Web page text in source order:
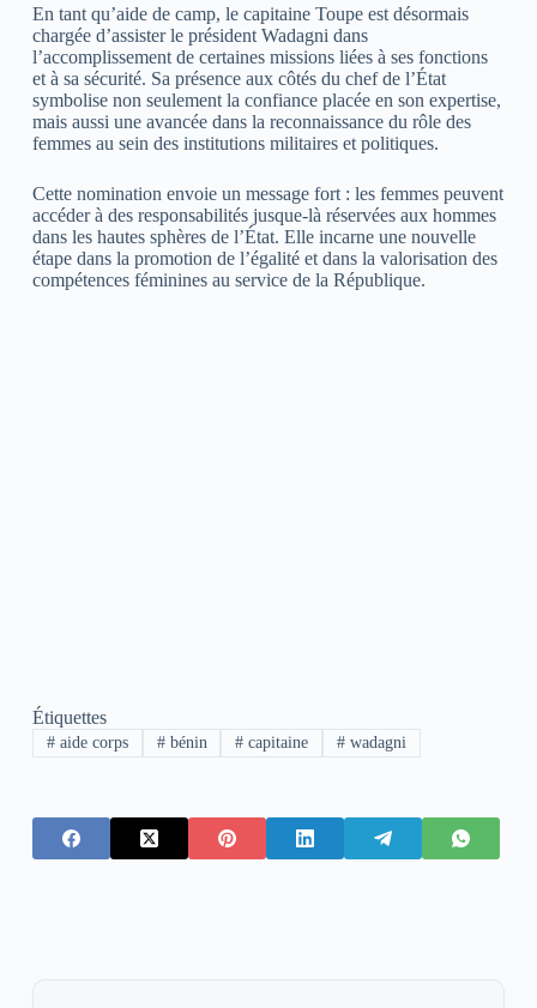
En tant qu’aide de camp, le capitaine Toupe est désormais
chargée d’assister le président Wadagni dans
l’accomplissement de certaines missions liées à ses fonctions
et à sa sécurité. Sa présence aux côtés du chef de l’État
symbolise non seulement la confiance placée en son expertise,
mais aussi une avancée dans la reconnaissance du rôle des
femmes au sein des institutions militaires et politiques.
Cette nomination envoie un message fort : les femmes peuvent
accéder à des responsabilités jusque-là réservées aux hommes
dans les hautes sphères de l’État. Elle incarne une nouvelle
étape dans la promotion de l’égalité et dans la valorisation des
compétences féminines au service de la République.
Étiquettes
#aide corps #bénin # capitaine # wadagni